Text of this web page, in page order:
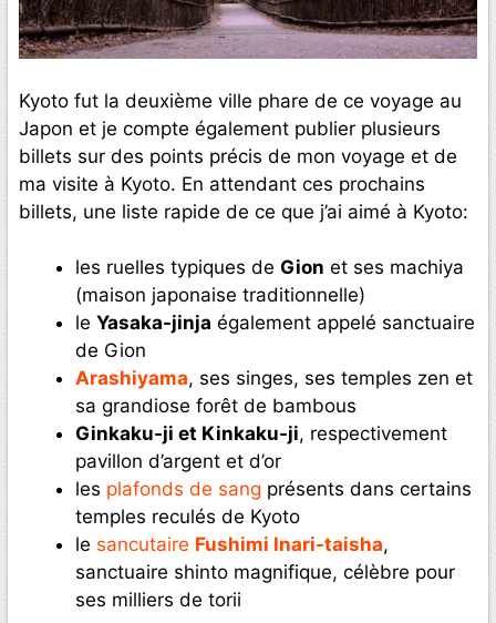
Kyoto fut la deuxième ville phare de ce voyage au
Japon et je compte également publier plusieurs
billets sur des points précis de mon voyage et de
ma visite à Kyoto. En attendant ces prochains
billets, une liste rapide de ce que j’ai aimé à Kyoto:
les ruelles typiques de Gion et ses machiya
(maison japonaise traditionnelle)
le Yasaka-jinja également appelé sanctuaire
de Gion
Arashiyama, ses singes, ses temples zen et
sa grandiose forêt de bambous
Ginkaku-ji et Kinkaku-ji, respectivement
pavillon d’argent et d’or
les plafonds de sang présents dans certains
temples reculés de Kyoto
le sancutaire Fushimi Inari-taisha,
sanctuaire shinto magnifique, célèbre pour
ses milliers de torii